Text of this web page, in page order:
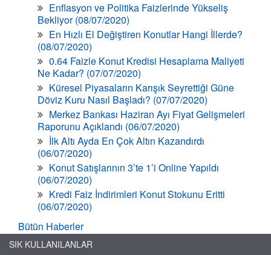
Enflasyon ve Politika Faizlerinde Yükseliş
Bekliyor (08/07/2020)
En Hızlı El Değiştiren Konutlar Hangi İllerde?
(08/07/2020)
0.64 Faizle Konut Kredisi Hesaplama Maliyeti
Ne Kadar? (07/07/2020)
Küresel Piyasaların Karışık Seyrettiği Güne
Döviz Kuru Nasıl Başladı? (07/07/2020)
Merkez Bankası Haziran Ayı Fiyat Gelişmeleri
Raporunu Açıklandı (06/07/2020)
İlk Altı Ayda En Çok Altın Kazandırdı
(06/07/2020)
Konut Satışlarının 3’te 1’i Online Yapıldı
(06/07/2020)
Kredi Faiz İndirimleri Konut Stokunu Eritti
(06/07/2020)
Bütün Haberler
SIK KULLANILANLAR